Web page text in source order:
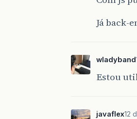
Já back-
wladyband
Estou
javaflex12